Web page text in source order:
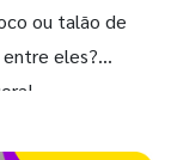
ou talão de
eles?